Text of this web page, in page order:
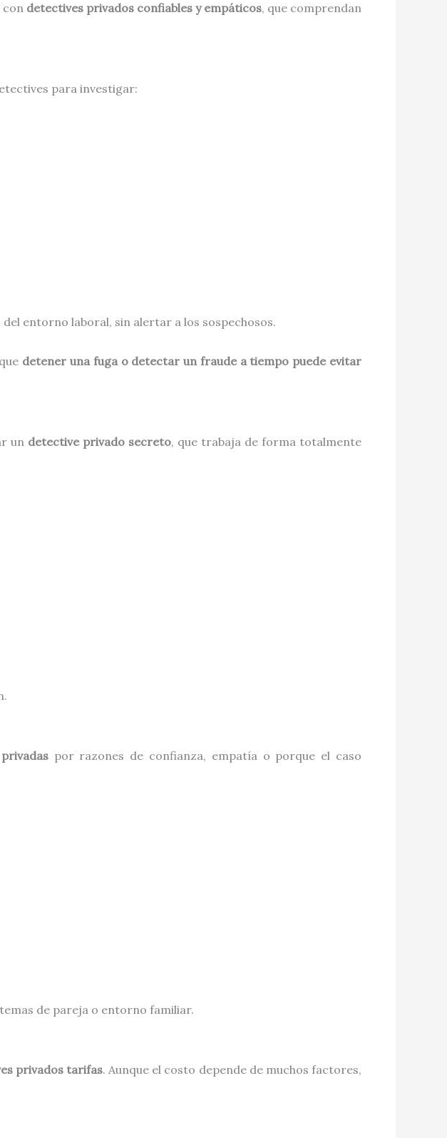
con detectives privados confiables y empáticos, que comprendan
para investigar:
entorno laboral, sin alertar a los sospechosos.
detener una fuga o detectar un fraude a tiempo puede evitar
un detective privado secreto, que trabaja de forma totalmente
por razones de confianza, empatía o porque el caso
de pareja o entorno familiar.
privados tarifas. Aunque el costo depende de muchos factores,